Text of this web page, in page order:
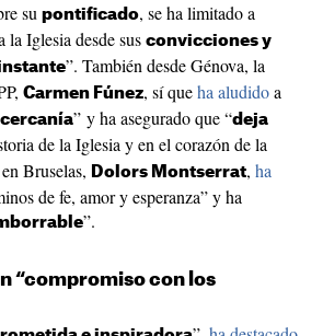
su pontificado, se ha limitado a
la Iglesia desde sus convicciones y
”. También desde Génova, la
Carmen Fúnez, sí queha aludidoa
” y ha asegurado que “deja
de la Iglesia y en el corazón de la
Bruselas,
Dolors Montserrat, ha
de fe, amor y esperanza” y ha
”.
“compromiso con los